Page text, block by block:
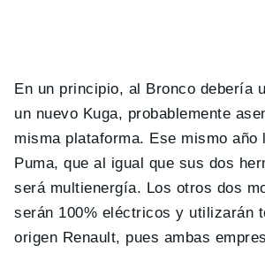
En un principio, al Bronco debería
un nuevo Kuga, probablemente
misma plataforma. Ese mismo año
Puma, que al igual que sus dos
será multienergía. Los otros dos
serán 100% eléctricos y utilizarán
origen Renault, pues ambas